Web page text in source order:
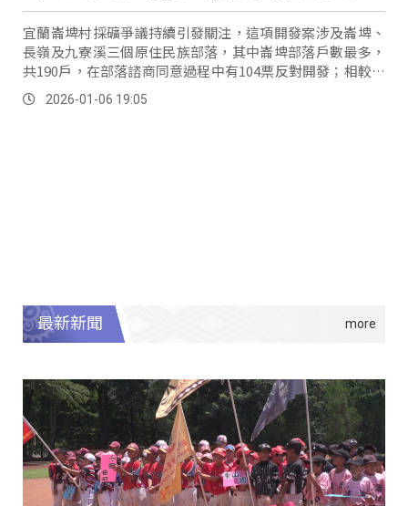
宜蘭崙埤村採礦爭議持續引發關注，這項開發案涉及崙埤、
長嶺及九寮溪三個原住民族部落，其中崙埤部落戶數最多，
共190戶，在部落諮商同意過程中有104票反對開發；相較之
下，戶數較少的長嶺及九寮溪部落同意票總數合計16票，但
現行制度仍以部落數2比1通過開發案，小部落同意總票數不
2026-01-06 19:05
最新新聞